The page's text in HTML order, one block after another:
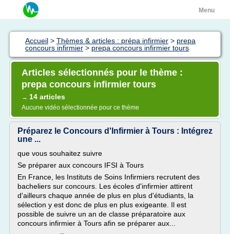
Menu
Accueil > Thèmes & articles : prépa infirmier > prepa
concours infirmier > prepa concours infirmier tours
Articles sélectionnés pour le thème :
prepa concours infirmier tours
→ 14 articles
Aucune vidéo sélectionnée pour ce thème
Préparez le Concours d'Infirmier à Tours : Intégrez
une ...
que vous souhaitez suivre
Se préparer aux concours IFSI à Tours
En France, les Instituts de Soins Infirmiers recrutent des
bacheliers sur concours. Les écoles d'infirmier attirent
d'ailleurs chaque année de plus en plus d'étudiants, la
sélection y est donc de plus en plus exigeante. Il est
possible de suivre un an de classe préparatoire aux
concours infirmier à Tours afin se préparer aux...